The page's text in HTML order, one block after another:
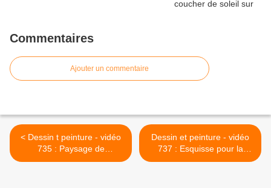
Commentaires
Ajouter un commentaire
< Dessin t peinture - vidéo
735 : Paysage de
campagne élaboré à
Dessin et peinture - vidéo
737 : Esquisse pour la
réalisation d'une fleur de